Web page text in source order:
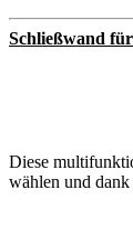
Schließwand
Diese
wählen und